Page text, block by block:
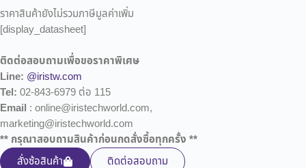
ราคาสินค้ายังไม่รวมภาษีมูลค่าเพิ่ม
[display_datasheet]
ติดต่อสอบถามเพื่อขอราคาพิเศษ
Line: @iristw.com
Tel: 02-843-6979 ต่อ 115
Email : online@iristechworld.com,
marketing@iristechworld.com
** กรุณาสอบถามสินค้าก่อนกดสั่งซื้อทุกครั้ง **
สั่งซ้อสินค้า
ติดต่อสอบถาม